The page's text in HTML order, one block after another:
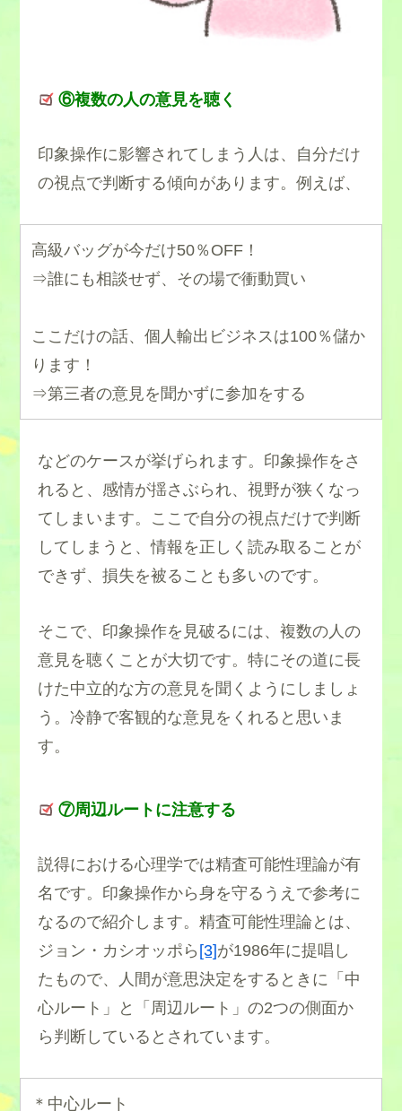
⑥複数の人の意見を聴く
印象操作に影響されてしまう人は、自分だけ
の視点で判断する傾向があります。例えば、
高級バッグが今だけ50％OFF！
⇒誰にも相談せず、その場で衝動買い
ここだけの話、個人輸出ビジネスは100％儲か
ります！
⇒第三者の意見を聞かずに参加をする
などのケースが挙げられます。印象操作をさ
れると、感情が揺さぶられ、視野が狭くなっ
てしまいます。ここで自分の視点だけで判断
してしまうと、情報を正しく読み取ることが
できず、損失を被ることも多いのです。
そこで、印象操作を見破るには、複数の人の
意見を聴くことが大切です。特にその道に長
けた中立的な方の意見を聞くようにしましょ
う。冷静で客観的な意見をくれると思いま
す。
⑦周辺ルートに注意する
説得における心理学では精査可能性理論が有
名です。印象操作から身を守るうえで参考に
なるので紹介します。精査可能性理論とは、
ジョン・カシオッポら [3]が1986年に提唱し
たもので、人間が意思決定をするときに「中
心ルート」と「周辺ルート」の2つの側面か
ら判断しているとされています。
＊中心ルート